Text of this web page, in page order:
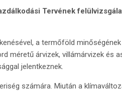
Tervének
a termőföld
méretű árvizek, villámárvizek és
jelentkeznek.
számára. Miután a